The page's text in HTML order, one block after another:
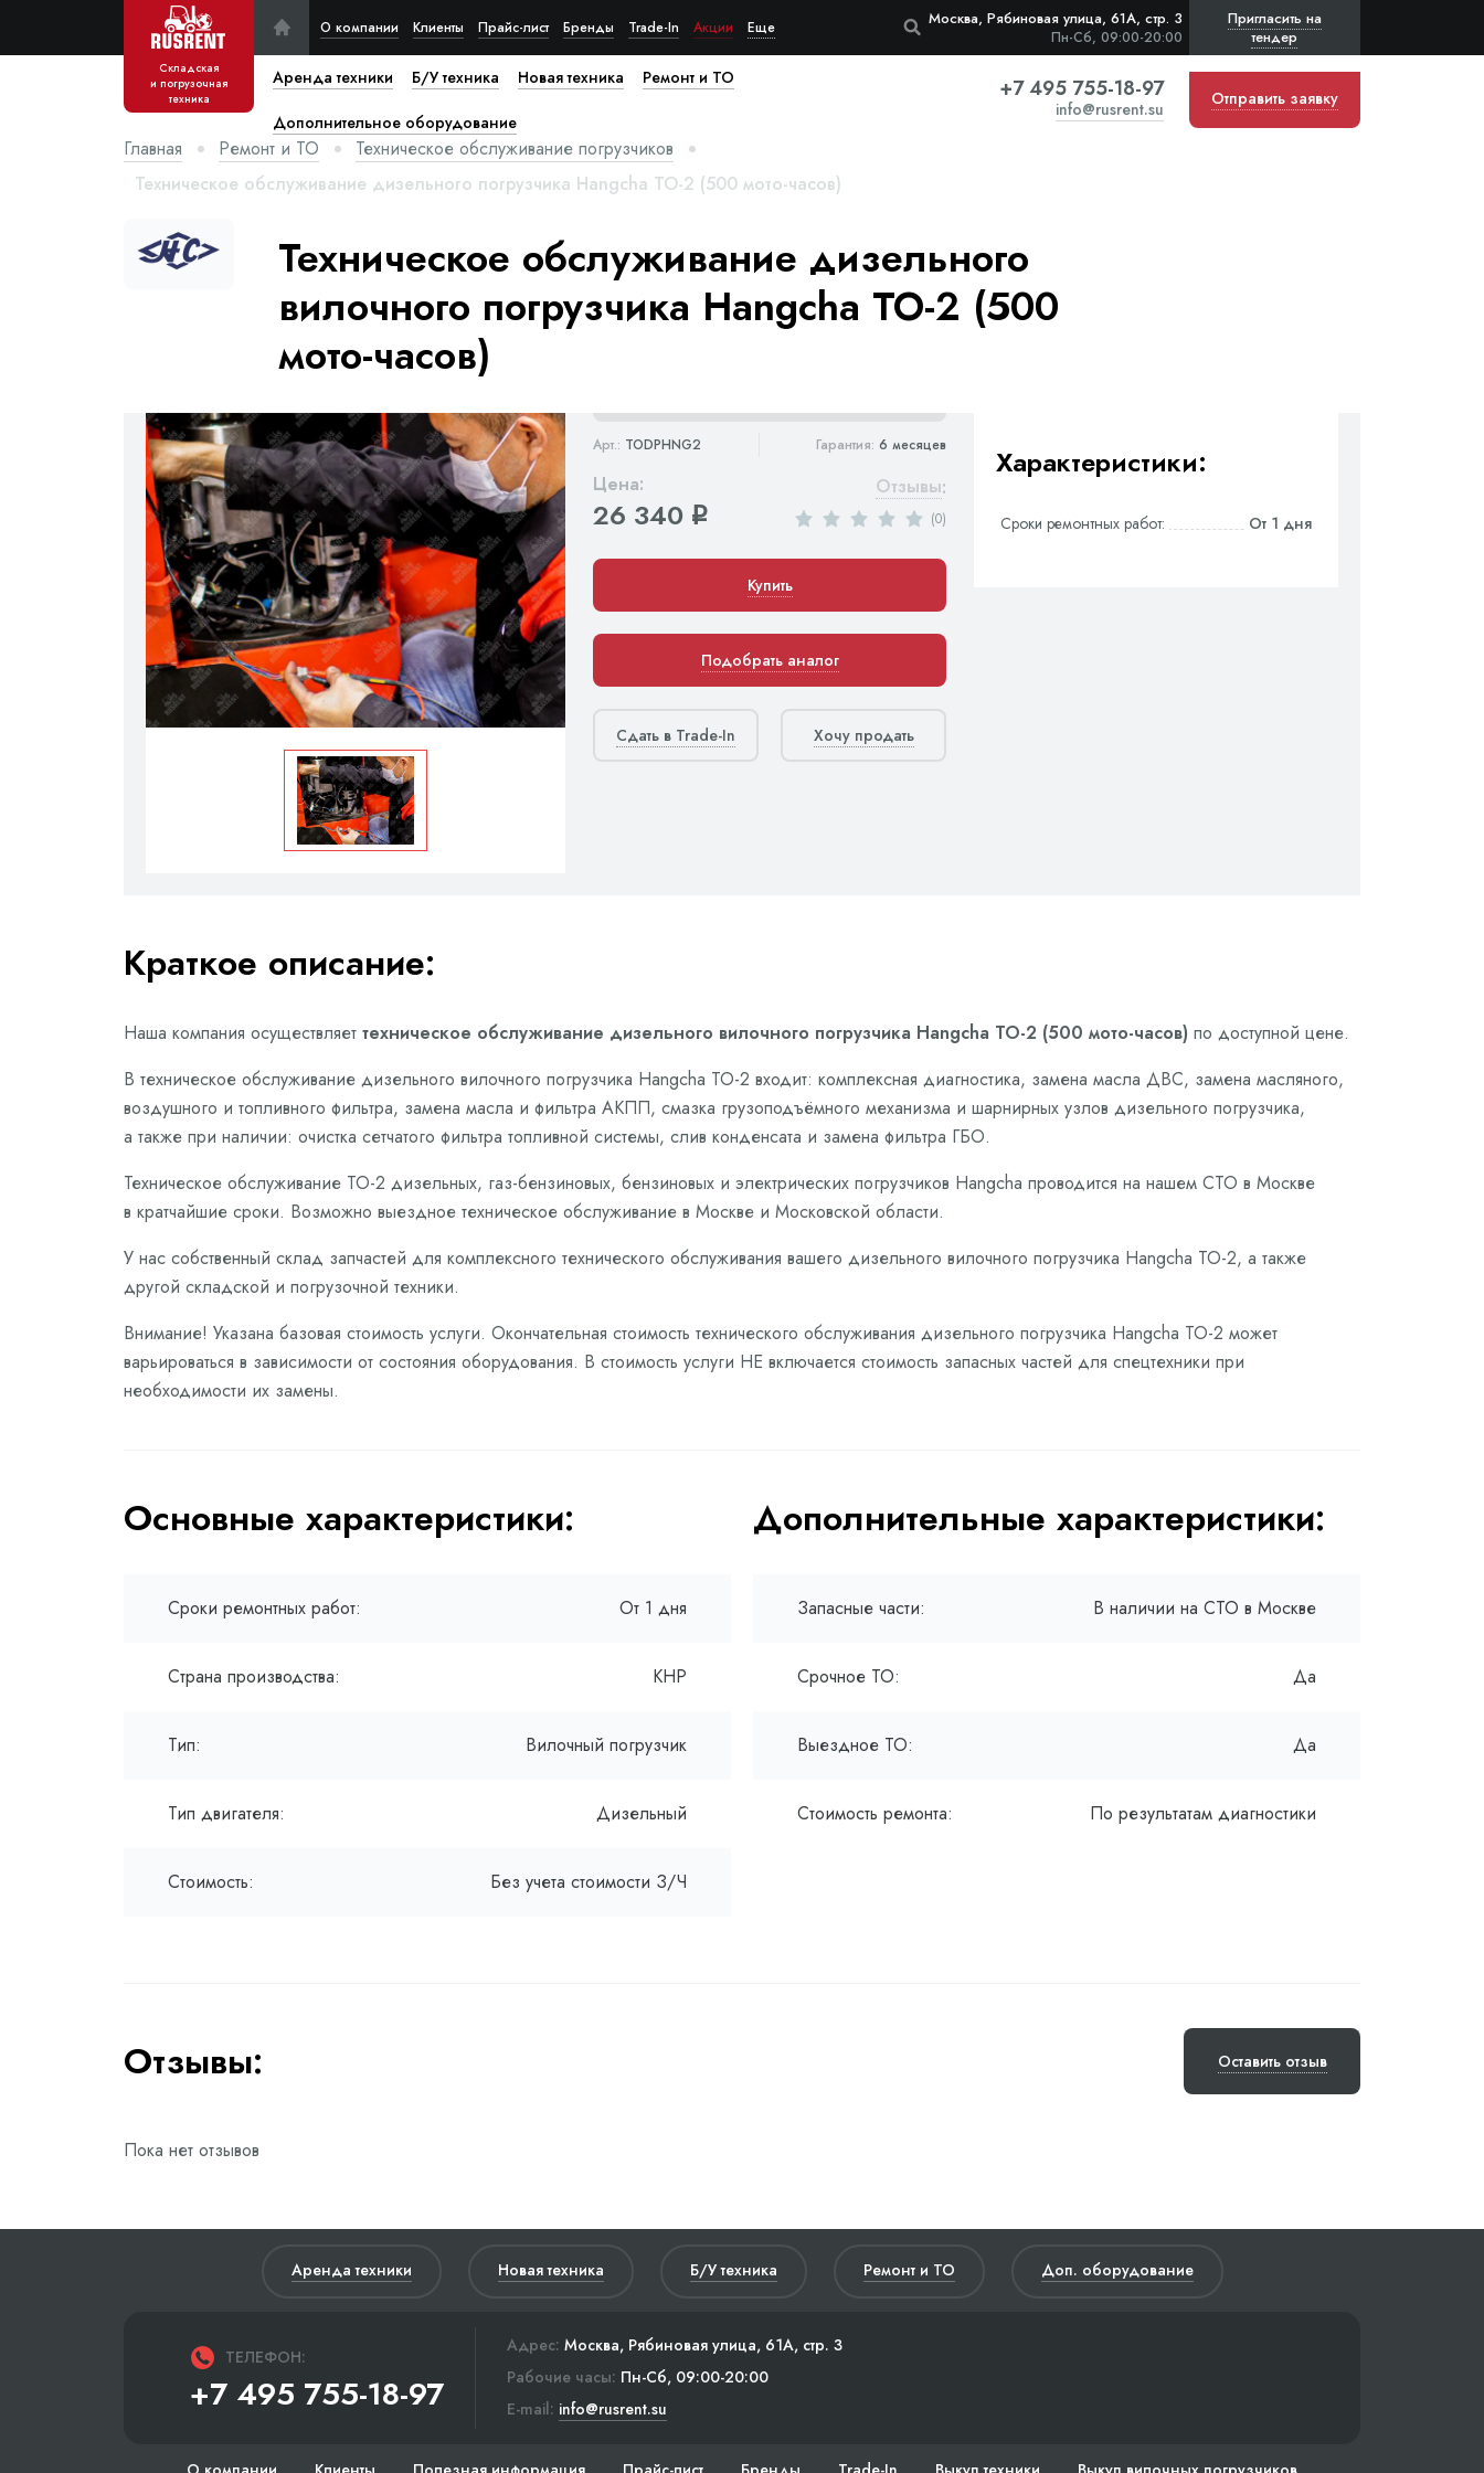
Складская
и погрузочная
техника
О компании Клиенты Прайс-лист Бренды Trade-In Акции Еще Москва, Рябиновая улица, 61А, стр. 3
Пн-Сб, 09:00-20:00
Пригласить на
тендер
Аренда техники Б/У техника Новая техника Ремонт и ТО
Дополнительное оборудование
+7 495 755-18-97
info@rusrent.su Отправить заявку
Главная Ремонт и ТО
Техническое обслуживание погрузчиков
Техническое обслуживание дизельного погрузчика Hangcha ТО-2 (500 мото-часов)
Техническое обслуживание дизельного
вилочного погрузчика Hangcha ТО-2 (500
мото-часов)
Арт.: TODPHNG2 Гарантия: 6 месяцев
Цена:
26 340 q
Отзывы:
(0)
Купить
Подобрать аналог
Сдать в Trade-In Хочу продать
Характеристики:
Сроки ремонтных работ: От 1 дня
Краткое описание:
Наша компания осуществляет техническое обслуживание дизельного вилочного погрузчика Hangcha ТО-2 (500 мото-часов) по доступной цене.
В техническое обслуживание дизельного вилочного погрузчика Hangcha ТО-2 входит: комплексная диагностика, замена масла ДВС, замена масляного,
воздушного и топливного фильтра, замена масла и фильтра АКПП, смазка грузоподъёмного механизма и шарнирных узлов дизельного погрузчика,
а также при наличии: очистка сетчатого фильтра топливной системы, слив конденсата и замена фильтра ГБО.
Техническое обслуживание ТО-2 дизельных, газ-бензиновых, бензиновых и электрических погрузчиков Hangcha проводится на нашем СТО в Москве
в кратчайшие сроки. Возможно выездное техническое обслуживание в Москве и Московской области.
У нас собственный склад запчастей для комплексного технического обслуживания вашего дизельного вилочного погрузчика Hangcha ТО-2, а также
другой складской и погрузочной техники.
Внимание! Указана базовая стоимость услуги. Окончательная стоимость технического обслуживания дизельного погрузчика Hangcha ТО-2 может
варьироваться в зависимости от состояния оборудования. В стоимость услуги НЕ включается стоимость запасных частей для спецтехники при
необходимости их замены.
Основные характеристики:
Сроки ремонтных работ: От 1 дня
Страна производства: КНР
Тип: Вилочный погрузчик
Тип двигателя: Дизельный
Стоимость: Без учета стоимости З/Ч
Дополнительные характеристики:
Запасные части: В наличии на СТО в Москве
Срочное ТО: Да
Выездное ТО: Да
Стоимость ремонта: По результатам диагностики
Отзывы: Оставить отзыв
Пока нет отзывов
Аренда техники Новая техника Б/У техника Ремонт и ТО Доп. оборудование
ТЕЛЕФОН:
+7 495 755-18-97
Адрес: Москва, Рябиновая улица, 61А, стр. 3
Рабочие часы: Пн-Сб, 09:00-20:00
E-mail: info@rusrent.su